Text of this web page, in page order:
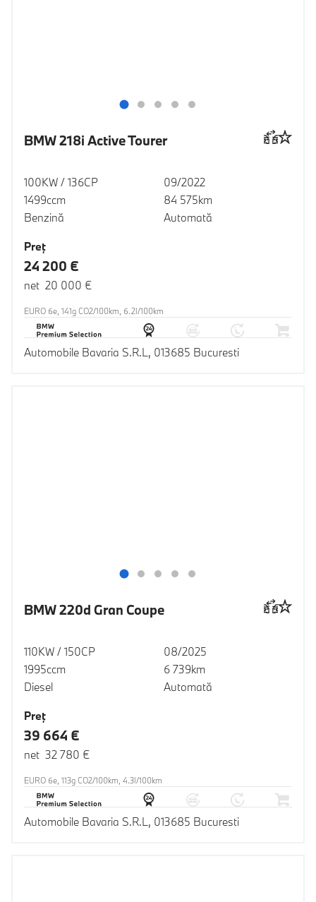
BMW 218i Active Tourer
100KW / 136CP
1499ccm
Benzină
09/2022
84 575km
Automată
Preţ
24 200 €
net 20 000 €
EURO 6e, 141g CO2/100km, 6.2l/100km
Automobile Bavaria S.R.L, 013685 Bucuresti
BMW 220d Gran Coupe
110KW / 150CP
1995ccm
Diesel
08/2025
6 739km
Automată
Preţ
39 664 €
net 32 780 €
EURO 6e, 113g CO2/100km, 4.3l/100km
Automobile Bavaria S.R.L, 013685 Bucuresti